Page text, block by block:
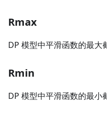
Rmax
DP 模型中平滑函数的最大
Rmin
DP 模型中平滑函数的最小